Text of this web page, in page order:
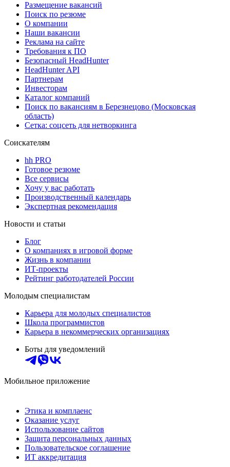
Размещение вакансий
Поиск по резюме
О компании
Наши вакансии
Реклама на сайте
Требования к ПО
Безопасный HeadHunter
HeadHunter API
Партнерам
Инвесторам
Каталог компаний
Поиск по вакансиям в Березнецово (Московская
область)
Сетка: соцсеть для нетворкинга
Соискателям
hh PRO
Готовое резюме
Все сервисы
Хочу у вас работать
Производственный календарь
Экспертная рекомендация
Новости и статьи
Блог
О компаниях в игровой форме
Жизнь в компании
ИТ-проекты
Рейтинг работодателей России
Молодым специалистам
Карьера для молодых специалистов
Школа программистов
Карьера в некоммерческих организациях
Боты для уведомлений
Мобильное приложение
Этика и комплаенс
Оказание услуг
Использование сайтов
Защита персональных данных
Пользовательское соглашение
ИТ аккредитация